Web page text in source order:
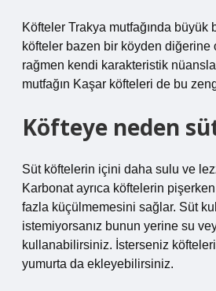
Köfteler Trakya mutfağında büyük
köfteler bazen bir köyden diğerine
rağmen kendi karakteristik
mutfağın Kaşar köfteleri de bu
Köfteye neden
Süt köftelerin içini daha sulu ve
Karbonat ayrıca köftelerin
fazla küçülmemesini sağlar. Süt
istemiyorsanız bunun yerine su
kullanabilirsiniz. İsterseniz
yumurta da ekleyebilirsiniz.